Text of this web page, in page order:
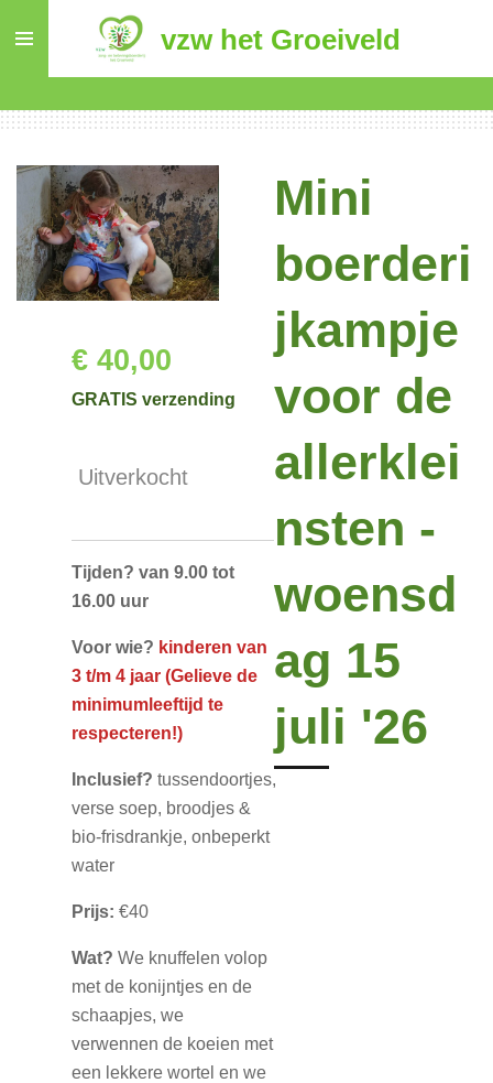
de
vzw het Groeiveld
Mini
boerderi
jkampje
voor de
allerklei
nsten -
woensd
ag 15
juli '26
€ 40,00
GRATIS verzending
Uitverkocht
Tijden? van 9.00 tot
16.00 uur
Voor wie? kinderen van
3 t/m 4 jaar (Gelieve de
minimumleeftijd te
respecteren!)
Inclusief? tussendoortjes,
verse soep, broodjes &
bio-frisdrankje, onbeperkt
water
Prijs: €40
Wat? We knuffelen volop
met de konijntjes en de
schaapjes, we
verwennen de koeien met
een lekkere wortel en we